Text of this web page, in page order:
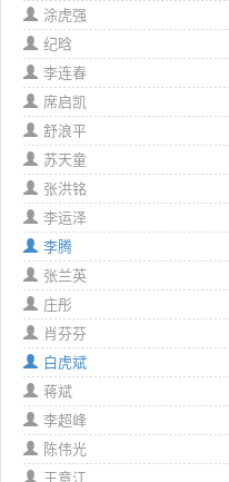
涂虎强
纪晗
李连春
席启凯
舒浪平
苏天童
张洪铭
李运泽
李腾
张兰英
庄彤
肖芬芬
白虎斌
蒋斌
李超峰
陈伟光
王意江